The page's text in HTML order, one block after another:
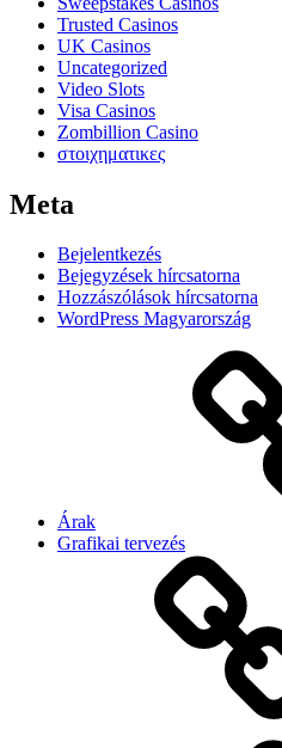
Trusted Casinos
UK Casinos
Uncategorized
Video Slots
Visa Casinos
Zombillion Casino
στοιχηματικες
Meta
Bejelentkezés
Bejegyzések hírcsatorna
Hozzászólások hírcsatorna
WordPress Magyarország
Árak
Grafikai tervezés